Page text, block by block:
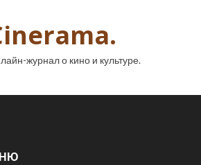
журнал о кино и культуре.